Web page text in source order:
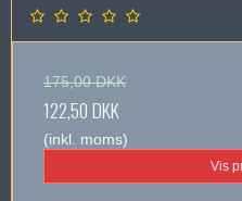
175,00 DKK
122,50 DKK
(inkl. moms)
Vis